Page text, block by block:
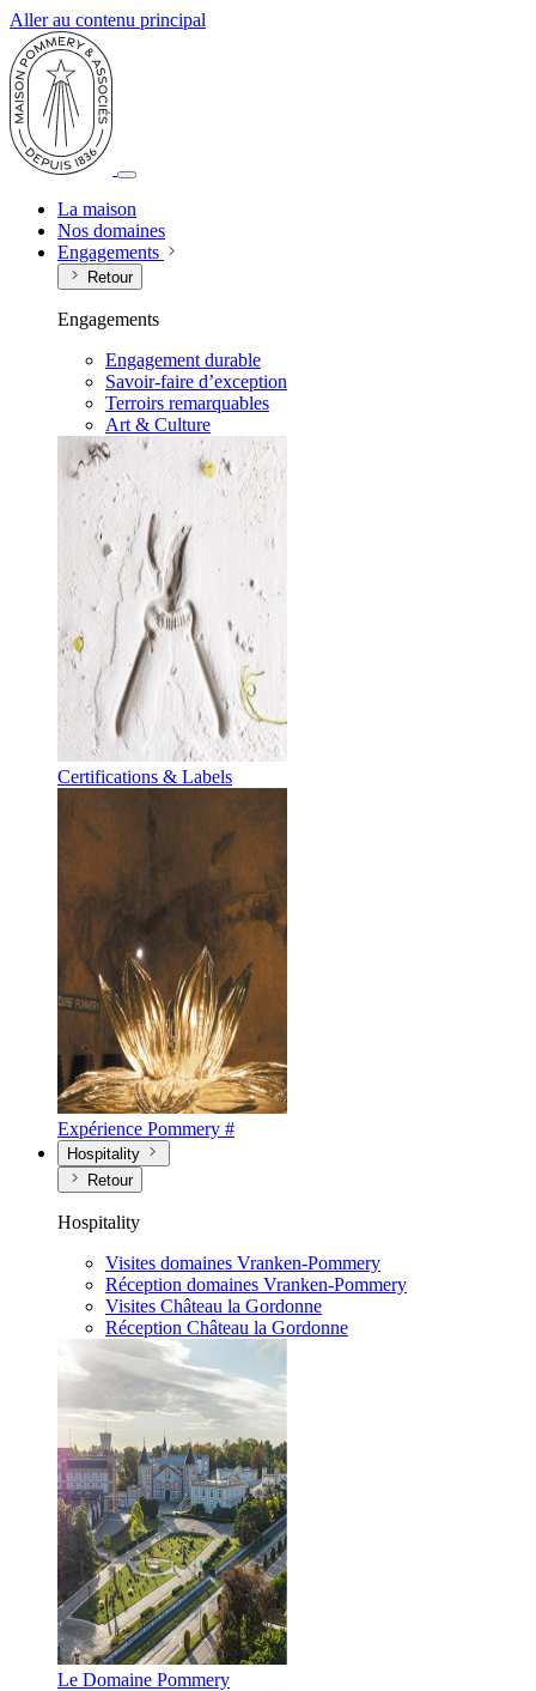
Aller au contenu principal
La maison
Nos domaines
Engagements
Retour
Engagements
Engagement durable
Savoir-faire d’exception
Terroirs remarquables
Art & Culture
Certifications & Labels
Expérience Pommery #
Hospitality
Retour
Hospitality
Visites domaines Vranken-Pommery
Réception domaines Vranken-Pommery
Visites Château la Gordonne
Réception Château la Gordonne
Le Domaine Pommery